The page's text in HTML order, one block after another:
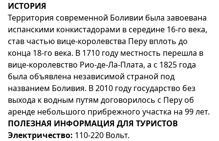
ИСТОРИЯ
Территория современной Боливии была завоевана
испанскими конкистадорами в середине 16-го века,
став частью вице-королевства Перу вплоть до
конца 18-го века. В 1710 году местность перешла в
вице-королевство Рио-де-Ла-Плата, а с 1825 года
была объявлена независимой страной под
названием Боливия. В 2010 году государство без
выхода к водным путям договорилось с Перу об
аренде небольшого прибрежного участка на 99 лет.
ПОЛЕЗНАЯ ИНФОРМАЦИЯ ДЛЯ ТУРИСТОВ
Электричество: 110-220 Вольт.